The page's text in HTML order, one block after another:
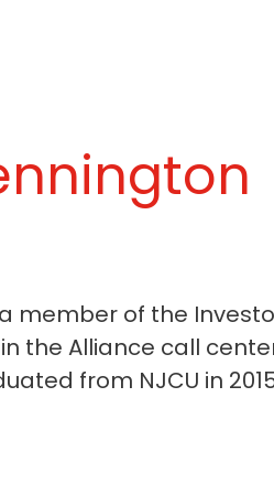
member of the
the Alliance call
from NJCU in